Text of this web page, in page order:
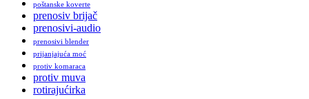
poštanske koverte
prenosiv brijač
prenosivi-audio
prenosivi blender
prijanjajuća moć
protiv komaraca
protiv muva
rotirajućirka